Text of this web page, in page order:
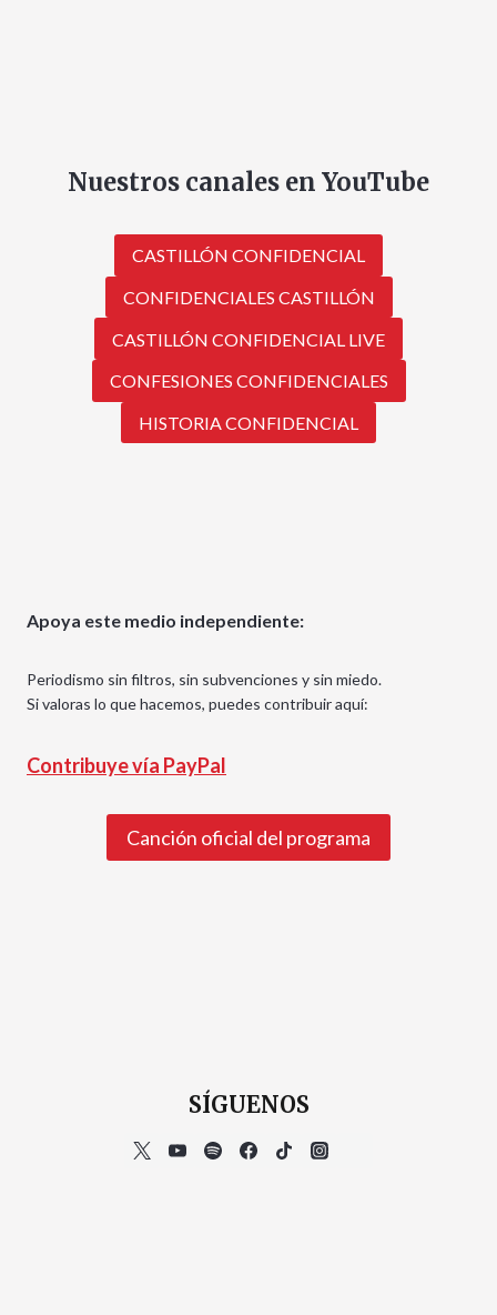
Nuestros canales en YouTube
CASTILLÓN CONFIDENCIAL
CONFIDENCIALES CASTILLÓN
CASTILLÓN CONFIDENCIAL LIVE
CONFESIONES CONFIDENCIALES
HISTORIA CONFIDENCIAL
Apoya este medio independiente:
Periodismo sin filtros, sin subvenciones y sin miedo.
Si valoras lo que hacemos, puedes contribuir aquí:
Contribuye vía PayPal
Canción oficial del programa
SÍGUENOS